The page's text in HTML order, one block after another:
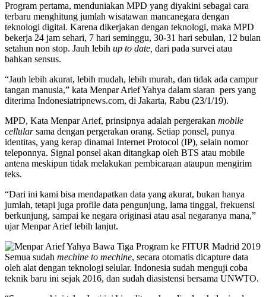
Program pertama, menduniakan MPD yang diyakini sebagai cara
terbaru menghitung jumlah wisatawan mancanegara dengan
teknologi digital. Karena dikerjakan dengan teknologi, maka MPD
bekerja 24 jam sehari, 7 hari seminggu, 30-31 hari sebulan, 12 bulan
setahun non stop. Jauh lebih up to date, dari pada survei atau
bahkan sensus.
“Jauh lebih akurat, lebih mudah, lebih murah, dan tidak ada campur
tangan manusia,” kata Menpar Arief Yahya dalam siaran pers yang
diterima Indonesiatripnews.com, di Jakarta, Rabu (23/1/19).
MPD, Kata Menpar Arief, prinsipnya adalah pergerakan mobile
cellularsama dengan pergerakan orang. Setiap ponsel, punya
identitas, yang kerap dinamai Internet Protocol (IP), selain nomor
teleponnya. Signal ponsel akan ditangkap oleh BTS atau mobile
antena meskipun tidak melakukan pembicaraan ataupun mengirim
teks.
“Dari ini kami bisa mendapatkan data yang akurat, bukan hanya
jumlah, tetapi juga profile data pengunjung, lama tinggal, frekuensi
berkunjung, sampai ke negara originasi atau asal negaranya mana,”
ujar Menpar Arief lebih lanjut.
Semua sudah mechine to mechine, secara otomatis dicapture data
oleh alat dengan teknologi selular. Indonesia sudah menguji coba
teknik baru ini sejak 2016, dan sudah diasistensi bersama UNWTO.